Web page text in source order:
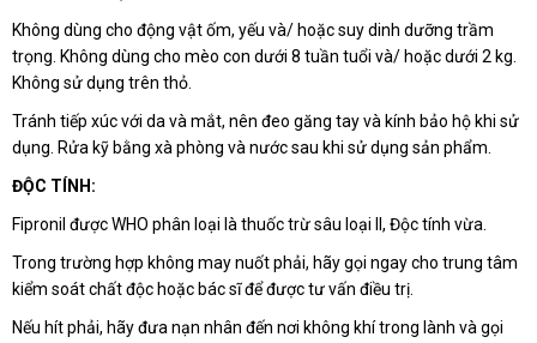
Không dùng cho động vật ốm, yếu và/ hoặc suy dinh dưỡng trầm
trọng. Không dùng cho mèo con dưới 8 tuần tuổi và/ hoặc dưới 2 kg.
Không sử dụng trên thỏ.
Tránh tiếp xúc với da và mắt, nên đeo găng tay và kính bảo hộ khi sử
dụng. Rửa kỹ bằng xà phòng và nước sau khi sử dụng sản phẩm.
ĐỘC TÍNH:
Fipronil được WHO phân loại là thuốc trừ sâu loại II, Độc tính vừa.
Trong trường hợp không may nuốt phải, hãy gọi ngay cho trung tâm
kiểm soát chất độc hoặc bác sĩ để được tư vấn điều trị.
Nếu hít phải, hãy đưa nạn nhân đến nơi không khí trong lành và gọi